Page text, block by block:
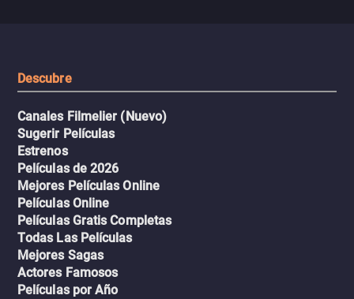
Descubre
Canales Filmelier (Nuevo)
Sugerir Películas
Estrenos
Películas de 2026
Mejores Películas Online
Películas Online
Películas Gratis Completas
Todas Las Películas
Mejores Sagas
Actores Famosos
Películas por Año